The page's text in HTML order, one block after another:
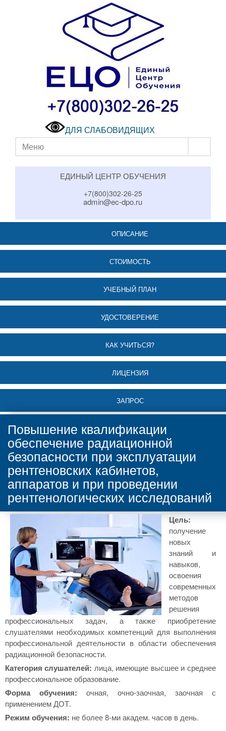
ДЛЯ СЛАБОВИДЯЩИХ
Меню
ЕДИНЫЙ ЦЕНТР ОБУЧЕНИЯ
+7(800)302-26-25
admin@ec-dpo.ru
ОПИСАНИЕ
СТОИМОСТЬ
УЧЕБНЫЙ ПЛАН
УДОСТОВЕРЕНИЕ
КАК УЧИТЬСЯ?
ЛИЦЕНЗИЯ
ЗАПРОС
Повышение квалификации
обеспечение радиационной
безопасности при эксплуатации
рентгеновских кабинетов,
аппаратов и при проведении
рентгенологических исследований
Цель:
получение
новых
знаний и
навыков,
освоения
современных
методов
решения
профессиональных задач, а также приобретение
слушателями необходимых компетенций для выполнения
профессиональной деятельности в области обеспечения
радиационной безопасности.
Категория слушателей: лица, имеющие высшее и среднее
профессиональное образование.
Форма обучения: очная, очно-заочная, заочная с
применением ДОТ.
Режим обучения: не более 8-ми академ. часов в день.